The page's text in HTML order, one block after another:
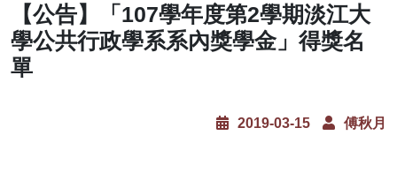
【公告】「107學年度第2學期淡江大
學公共行政學系系內獎學金」得獎名
單
2019-03-15 傅秋月